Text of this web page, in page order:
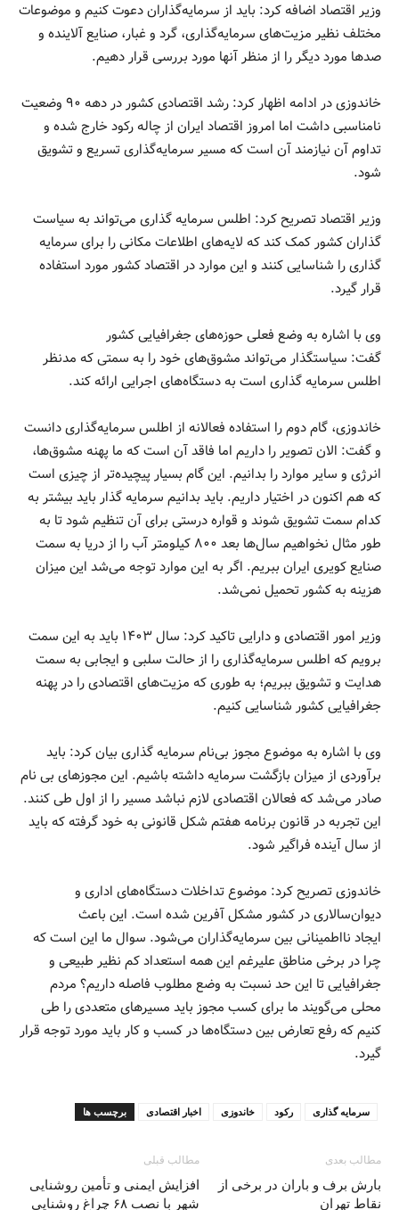
وزیر اقتصاد اضافه کرد: باید از سرمایه‌گذاران دعوت کنیم و موضوعات
مختلف نظیر مزیت‌های سرمایه‌گذاری، گرد و غبار، صنایع آلاینده و
صدها مورد دیگر را از منظر آنها مورد بررسی قرار دهیم.
خاندوزی در ادامه اظهار کرد: رشد اقتصادی کشور در دهه ۹۰ وضعیت
نامناسبی داشت اما امروز اقتصاد ایران از چاله رکود خارج شده و
تداوم آن نیازمند آن است که مسیر سرمایه‌گذاری تسریع و تشویق
شود.
وزیر اقتصاد تصریح کرد: اطلس سرمایه گذاری می‌تواند به سیاست
گذاران کشور کمک کند که لایه‌های اطلاعات مکانی را برای سرمایه
گذاری را شناسایی کنند و این موارد در اقتصاد کشور مورد استفاده
قرار گیرد.
وی با اشاره به وضع فعلی حوزه‌های جغرافیایی کشور
گفت: سیاستگذار می‌تواند مشوق‌های خود را به سمتی که مدنظر
اطلس سرمایه گذاری است به دستگاه‌های اجرایی ارائه کند.
خاندوزی، گام دوم را استفاده فعالانه از اطلس سرمایه‌گذاری دانست
و گفت: الان تصویر را داریم اما فاقد آن است که ما پهنه مشوق‌ها،
انرژی و سایر موارد را بدانیم. این گام بسیار پیچیده‌تر از چیزی است
که هم اکنون در اختیار داریم. باید بدانیم سرمایه گذار باید بیشتر به
کدام سمت تشویق شوند و قواره درستی برای آن تنظیم شود تا به
طور مثال نخواهیم سال‌ها بعد ۸۰۰ کیلومتر آب را از دریا به سمت
صنایع کویری ایران ببریم. اگر به این موارد توجه می‌شد این میزان
هزینه به کشور تحمیل نمی‌شد.
وزیر امور اقتصادی و دارایی تاکید کرد: سال ۱۴۰۳ باید به این سمت
برویم که اطلس سرمایه‌گذاری را از حالت سلبی و ایجابی به سمت
هدایت و تشویق ببریم؛ به طوری که مزیت‌های اقتصادی را در پهنه
جغرافیایی کشور شناسایی کنیم.
وی با اشاره به موضوع مجوز بی‌نام سرمایه گذاری بیان کرد: باید
برآوردی از میزان بازگشت سرمایه داشته باشیم. این مجوزهای بی نام
صادر می‌شد که فعالان اقتصادی لازم نباشد مسیر را از اول طی کنند.
این تجربه در قانون برنامه هفتم شکل قانونی به خود گرفته که باید
از سال آینده فراگیر شود.
خاندوزی تصریح کرد: موضوع تداخلات دستگاه‌های اداری و
دیوان‌سالاری در کشور مشکل آفرین شده است. این باعث
ایجاد نااطمینانی بین سرمایه‌گذاران می‌شود. سوال ما این است که
چرا در برخی مناطق علیرغم این همه استعداد کم نظیر طبیعی و
جغرافیایی تا این حد نسبت به وضع مطلوب فاصله داریم؟ مردم
محلی می‌گویند ما برای کسب مجوز باید مسیرهای متعددی را طی
کنیم که رفع تعارض بین دستگاه‌ها در کسب و کار باید مورد توجه قرار
گیرد.
برچسب ها اخبار اقتصادی خاندوزی رکود سرمایه گذاری
مطالب قبلی
افزایش ایمنی و تأمین روشنایی
شهر با نصب ۶۸ چراغ روشنایی
مطالب بعدی
بارش برف و باران در برخی از
نقاط تهران